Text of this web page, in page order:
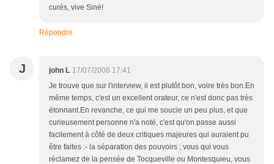
curés, vive Siné!
Répondre
J john L 17/07/2008 17:41
Je trouve que sur l'interview, il est plutôt bon, voire très bon.En
même temps, c'est un excellent orateur, ce n'est donc pas très
étonnant.En revanche, ce qui me soucie un peu plus, et que
curieusement personne n'a noté, c'est qu'on passe aussi
facilement à côté de deux critiques majeures qui auraient pu
être faites :- la séparation des pouvoirs ; vous qui vous
réclamez de la pensée de Tocqueville ou Montesquieu, vous